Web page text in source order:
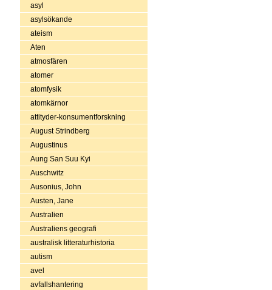
asyl
asylsökande
ateism
Aten
atmosfären
atomer
atomfysik
atomkärnor
attityder-konsumentforskning
August Strindberg
Augustinus
Aung San Suu Kyi
Auschwitz
Ausonius, John
Austen, Jane
Australien
Australiens geografi
australisk litteraturhistoria
autism
avel
avfallshantering